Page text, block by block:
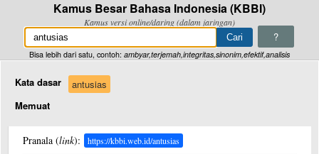
Kamus Besar Bahasa Indonesia (KBBI)
Kamus versi online/daring (dalam jaringan)
?
Bisa lebih dari satu, contoh: ambyar,terjemah,integritas,sinonim,efektif,analisis
Kata dasar
antusias
Memuat
Pranala (link): https://kbbi.web.id/antusias